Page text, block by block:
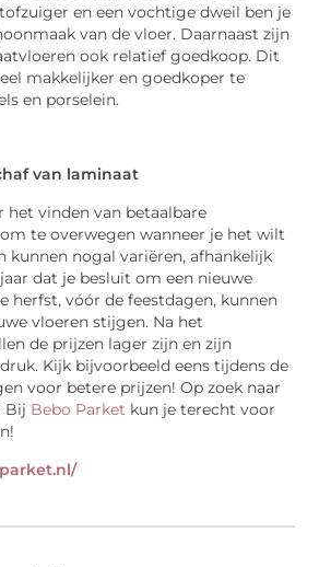
en een vochtige dweil ben je
van de vloer. Daarnaast zijn
ook relatief goedkoop. Dit
makkelijker en goedkoper te
en porselein.
van laminaat
het vinden van betaalbare
te overwegen wanneer je het wilt
kunnen nogal variëren, afhankelijk
dat je besluit om een nieuwe
herfst, vóór de feestdagen, kunnen
vloeren stijgen. Na het
de prijzen lager zijn en zijn
Kijk bijvoorbeeld eens tijdens de
voor betere prijzen! Op zoek naar
Bij Bebo Parket kun je terecht voor